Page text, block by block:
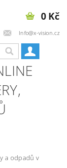
Info@x-vision.cz
0 Kč
a odpadů v